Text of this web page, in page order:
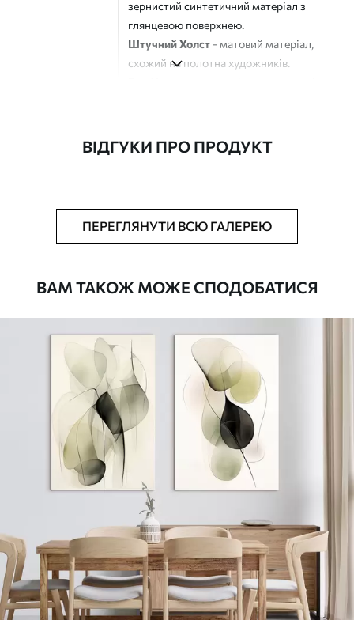
зернистий синтетичний матеріал з
глянцевою поверхнею.
Штучний Холст - матовий матеріал,
схожий на полотна художників.
Додатково Можна додати лакове покриття.
Від580.00грн
Яскраві, насичені кольори
Стійкість до вицвітання
Безпечне чорнило без запаху
Поверхня з текстурою полотна
Екологічний матеріал
Преміум
726.00грн
Яскраві, насичені кольори
Стійкість до вицвітання
✓Безпечне чорнило без запаху
Поверхня з текстурою полотна
✗Екологічний матеріал
ВІДГУКИ ПРО ПРОДУКТ
ПЕРЕГЛЯНУТИ ВСЮ ГАЛЕРЕЮ
ВАМ ТАКОЖ МОЖЕ СПОДОБАТИСЯ